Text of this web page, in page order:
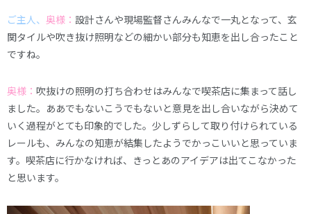
ご主人、 奥様： 設計さんや現場監督さんみんなで一丸となって、玄
関タイルや吹き抜け照明などの細かい部分も知恵を出し合ったこと
ですね。
奥様： 吹抜けの照明の打ち合わせはみんなで喫茶店に集まって話し
ました。ああでもないこうでもないと意見を出し合いながら決めて
いく過程がとても印象的でした。少しずらして取り付けられている
レールも、みんなの知恵が結集したようでかっこいいと思っていま
す。喫茶店に行かなければ、きっとあのアイデアは出てこなかった
と思います。